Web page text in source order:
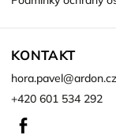
KONTAKT
hora.pavel@ardon.cz
+420 601 534 292